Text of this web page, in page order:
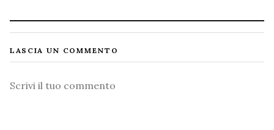
LASCIA UN COMMENTO
Commento